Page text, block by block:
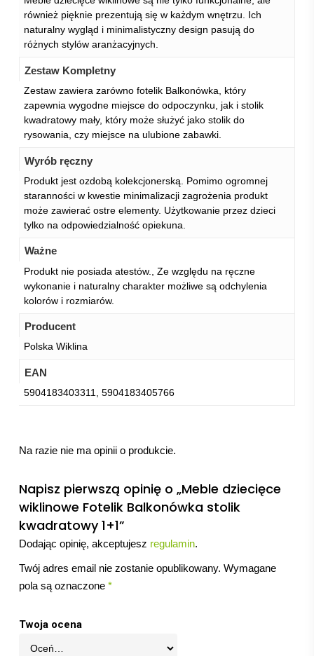
również pięknie prezentują się w każdym wnętrzu. Ich
naturalny wygląd i minimalistyczny design pasują do
różnych stylów aranżacyjnych.
Zestaw Kompletny
Zestaw zawiera zarówno fotelik Balkonówka, który
zapewnia wygodne miejsce do odpoczynku, jak i stolik
kwadratowy mały, który może służyć jako stolik do
rysowania, czy miejsce na ulubione zabawki.
Wyrób ręczny
Produkt jest ozdobą kolekcjonerską. Pomimo ogromnej
staranności w kwestie minimalizacji zagrożenia produkt
może zawierać ostre elementy. Użytkowanie przez dzieci
tylko na odpowiedzialność opiekuna.
Ważne
Produkt nie posiada atestów., Ze względu na ręczne
wykonanie i naturalny charakter możliwe są odchylenia
kolorów i rozmiarów.
Producent
Polska Wiklina
EAN
5904183403311, 5904183405766
Na razie nie ma opinii o produkcie.
Napisz pierwszą opinię o „Meble dziecięce
wiklinowe Fotelik Balkonówka stolik
kwadratowy 1+1”
Dodając opinię, akceptujesz regulamin.
Twój adres email nie zostanie opublikowany. Wymagane
pola są oznaczone *
Twoja ocena